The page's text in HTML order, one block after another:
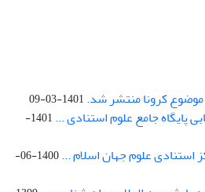
1401-03-09
1401-
1400-06-